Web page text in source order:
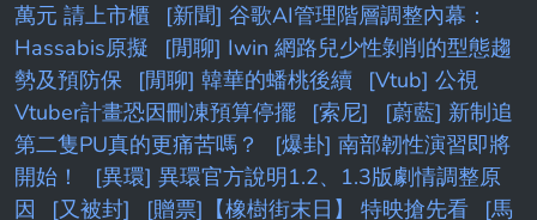
萬元 請上市櫃
[新聞] 谷歌AI管理階層調整內幕：
Hassabis原擬
[閒聊] Iwin 網路兒少性剝削的型態趨
勢及預防保
[閒聊] 韓華的蟠桃後續
[Vtub] 公視
Vtuber計畫恐因刪凍預算停擺
[索尼]
[蔚藍] 新制追
第二隻PU真的更痛苦嗎？
[爆卦] 南部韌性演習即將
開始！
[異環] 異環官方說明1.2、1.3版劇情調整原
因
[又被封] [贈票]【橡樹街末日】 特映搶先看
[馬